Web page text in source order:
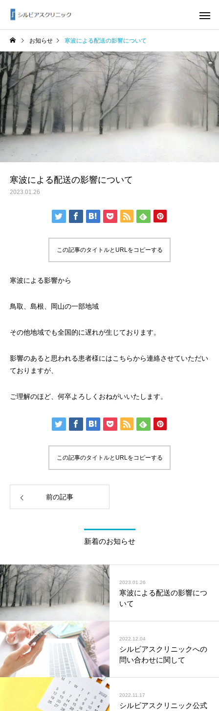
お知らせ 寒波による配送の影響について
寒波による配送の影響について
2023.01.26
この記事のタイトルとURLをコピーする
寒波による影響から
鳥取、島根、岡山の一部地域
その他地域でも全国的に遅れが生じております。
影響のあると思われる患者様にはこちらから連絡させていただい
ておりますが、
ご理解のほど、何卒よろしくおねがいいたします。
この記事のタイトルとURLをコピーする
前の記事
新着のお知らせ
2023.01.26
寒波による配送の影響につ
いて
2022.12.04
シルビアスクリニックへの
問い合わせに関して
2022.11.17
シルビアスクリニック公式